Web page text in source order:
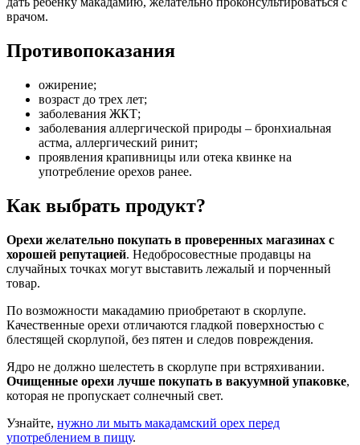
врачом.
Противопоказания
ожирение;
возраст до трех лет;
заболевания ЖКТ;
заболевания аллергической природы – бронхиальная
астма, аллергический ринит;
проявления крапивницы или отека квинке на
употребление орехов ранее.
Как выбрать продукт?
Орехи желательно покупать в проверенных магазинах с
хорошей репутацией. Недобросовестные продавцы на
случайных точках могут выставить лежалый и порченный
товар.
По возможности макадамию приобретают в скорлупе.
Качественные орехи отличаются гладкой поверхностью с
блестящей скорлупой, без пятен и следов повреждения.
Ядро не должно шелестеть в скорлупе при встряхивании.
Очищенные орехи лучше покупать в вакуумной упаковке,
которая не пропускает солнечный свет.
Узнайте, нужно ли мыть макадамский орех перед
употреблением в пищу.